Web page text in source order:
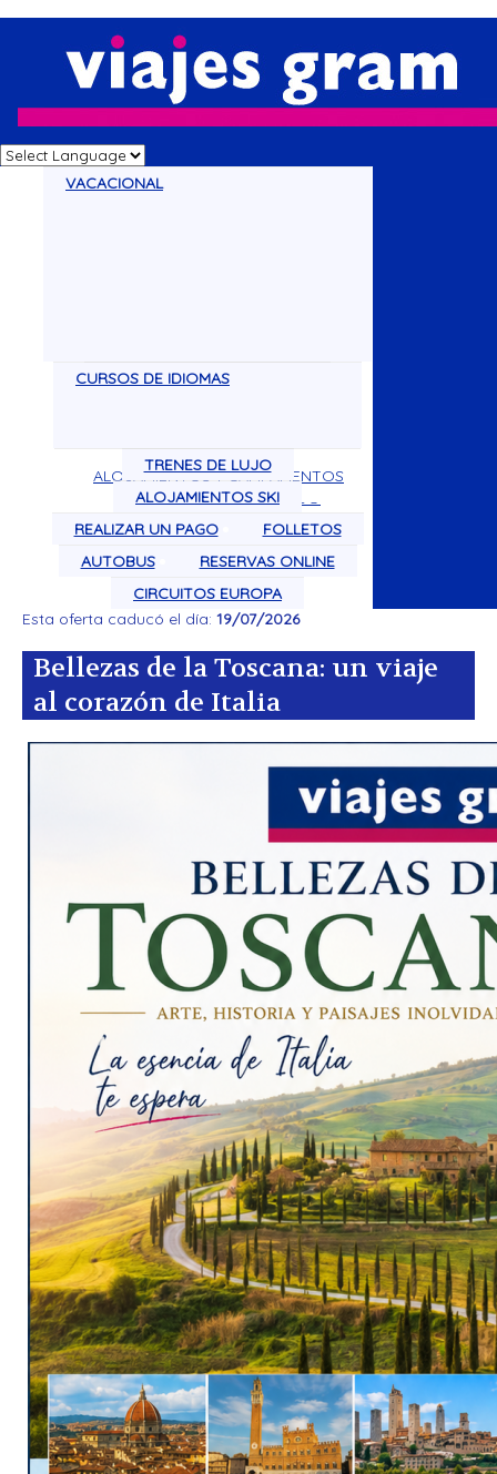
VACACIONAL
CRUCEROS
VACACIONES CIRCUITOS
CIRCUITOS POR EL MUNDO
CURSOS DE IDIOMAS
ALOJAMIENTOS Y CAMPAMENTOS
TRENES DE LUJO
ALOJAMIENTOS SKI
REALIZAR UN PAGO
FOLLETOS
AUTOBUS
RESERVAS ONLINE
CIRCUITOS EUROPA
Esta oferta caducó el día: 19/07/2026
Bellezas de la Toscana: un viaje
al corazón de Italia